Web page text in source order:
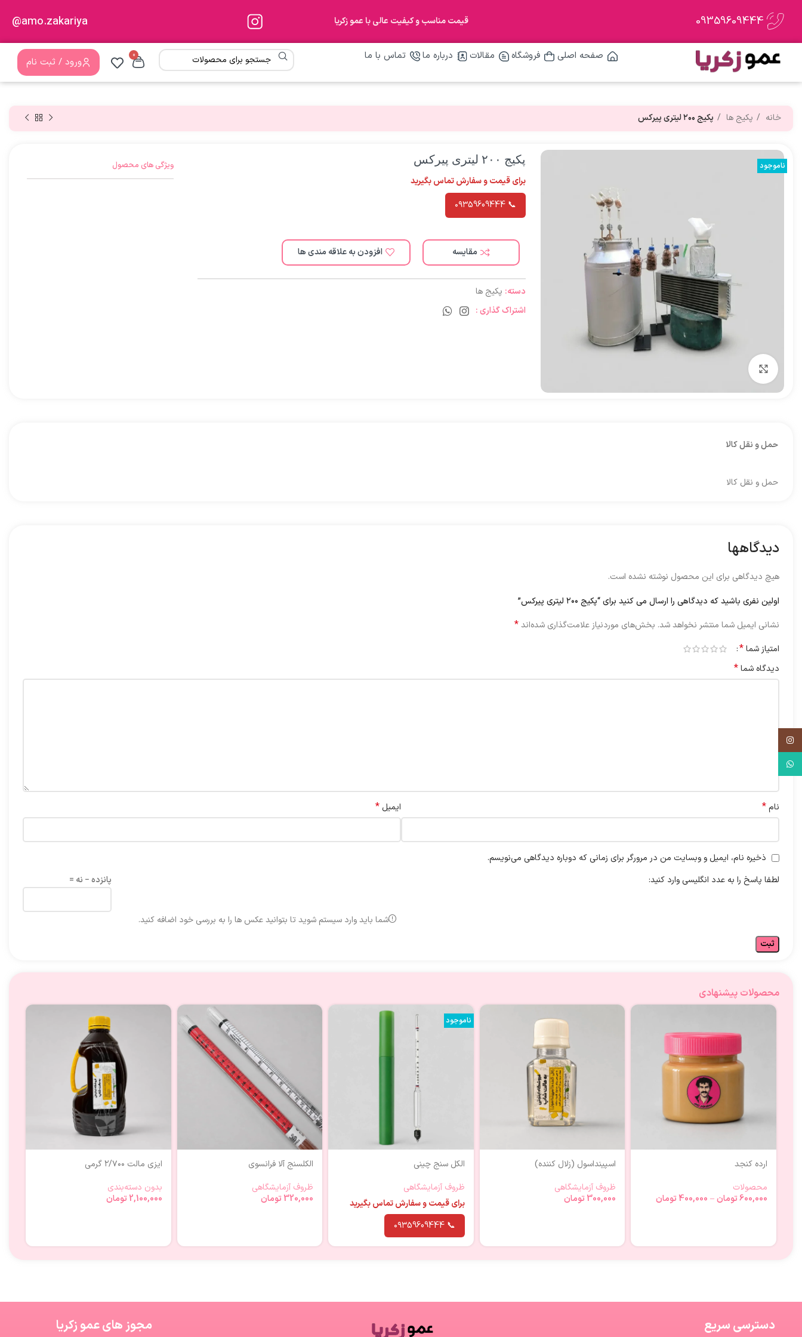
09359609444 قیمت مناسب و کیفیت عالی با عمو زکریا amo.zakariya@
صفحه اصلی فروشگاه مقالات درباره ما تماس با ما 0
ورود / ثبت نام
خانه پکیج ها پکیج ۲۰۰ لیتری پیرکس
ناموجود پکیج ۲۰۰ لیتری پیرکس
برای قیمت و سفارش تماس بگیرید
📞 ۰۹۳59609444
مقایسه افزودن به علاقه مندی ها
دسته: پکیج ها
اشتراک گذاری :
ویژگی های محصول
حمل و نقل کالا
حمل و نقل کالا
دیدگاهها
هیچ دیدگاهی برای این محصول نوشته نشده است.
اولین نفری باشید که دیدگاهی را ارسال می کنید برای “پکیج ۲۰۰ لیتری پیرکس”
نشانی ایمیل شما منتشر نخواهد شد. بخش‌های موردنیاز علامت‌گذاری شده‌اند*
امتیاز شما*
دیدگاه شما*
نام* ایمیل *
ذخیره نام، ایمیل و وبسایت من در مرورگر برای زمانی که دوباره دیدگاهی می‌نویسم.
لطفا پاسخ را به عدد انگلیسی وارد کنید:
پانزده − نه =
شما باید وارد سیستم شوید تا بتوانید عکس ها را به بررسی خود اضافه کنید.
محصولات پیشنهادی
ارده کنجد
محصولات
600,000تومان–
400,000 تومان
اسپینداسول (زلال کننده)
ظروف آزمایشگاهی
300,000 تومان
ناموجود
الکل سنج چینی
ظروف آزمایشگاهی
برای قیمت و سفارش تماس بگیرید
📞 ۰۹۳59609444
الکلسنج آلا فرانسوی
ظروف آزمایشگاهی
320,000 تومان
ایزی مالت ۲/۷۰۰ گرمی
بدون دسته‌بندی
2,100,000 تومان
دسترسی سریع مجوز های عمو زکریا